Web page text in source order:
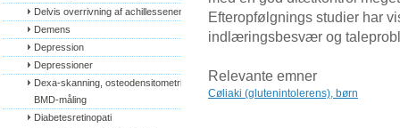
Delvis overrivning af achillessenen
Demens
Depression
Depressioner
Dexa-skanning, osteodensitometri,
BMD-måling
Diabetesretinopati
Efteropfølgnings studier har
indlæringsbesvær og
Relevante emner
Cøliaki (glutenintolerens), børn